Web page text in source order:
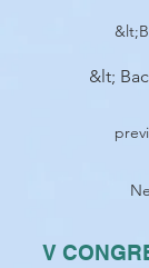
&lt;
V